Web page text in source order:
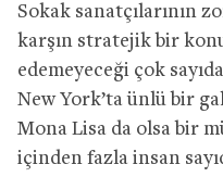
Sokak sanatçılarının
karşın stratejik bir
edemeyeceği çok
New York’ta ünlü bir
Mona Lisa da olsa bir
içinden fazla insan